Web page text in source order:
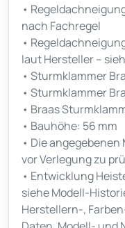
•
nach Fachregel
•
laut Hersteller –
• Sturmklammer
• Sturmklammer
• Braas
• Bauhöhe: 56 mm
• Die
vor Verlegung zu
• Entwicklung
siehe Modell-
Herstellern-,